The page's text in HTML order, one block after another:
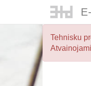
E-
Tehnisku